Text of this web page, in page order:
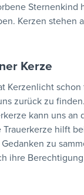
Kerzen
Kerze
Kerzenlicht
zurück zu
kann uns an
hilft
zu
ihre